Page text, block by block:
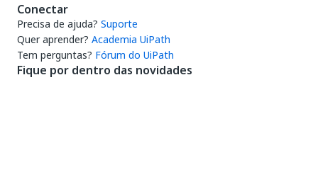
Conectar
Precisa de ajuda? Suporte
Quer aprender? Academia UiPath
Tem perguntas? Fórum do UiPath
Fique por dentro das novidades